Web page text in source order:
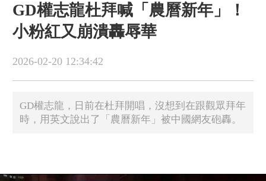
GD權志龍杜拜喊「農曆新年」！
小粉紅又崩潰轟辱華
2026-02-20 12:34:42
GD權志龍，日前在杜拜開唱，沒想到在跟觀眾拜年
時，用英文說出了「農曆新年」被中國網友砲轟。